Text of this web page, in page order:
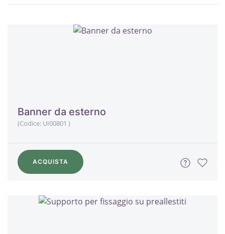
Banner da esterno
(Codice: UI00801 )
ACQUISTA